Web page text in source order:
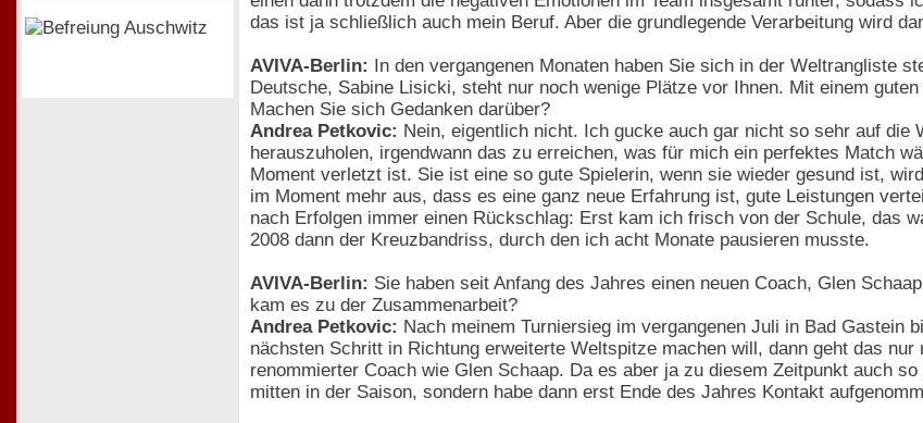
das ist ja schließlich auch mein Beruf. Aber die grundlegende Verarbeitung wird
AVIVA-Berlin: In den vergangenen Monaten haben Sie sich in der Weltrangliste
Deutsche, Sabine Lisicki, steht nur noch wenige Plätze vor Ihnen. Mit einem
Machen Sie sich Gedanken darüber?
Andrea Petkovic: Nein, eigentlich nicht. Ich gucke auch gar nicht so sehr auf
herauszuholen, irgendwann das zu erreichen, was für mich ein perfektes Match
Moment verletzt ist. Sie ist eine so gute Spielerin, wenn sie wieder gesund ist,
im Moment mehr aus, dass es eine ganz neue Erfahrung ist, gute Leistungen
nach Erfolgen immer einen Rückschlag: Erst kam ich frisch von der Schule, das
2008 dann der Kreuzbandriss, durch den ich acht Monate pausieren musste.
AVIVA-Berlin: Sie haben seit Anfang des Jahres einen neuen Coach, Glen
kam es zu der Zusammenarbeit?
Andrea Petkovic: Nach meinem Turniersieg im vergangenen Juli in Bad Gastein
nächsten Schritt in Richtung erweiterte Weltspitze machen will, dann geht das
renommierter Coach wie Glen Schaap. Da es aber ja zu diesem Zeitpunkt auch
mitten in der Saison, sondern habe dann erst Ende des Jahres Kontakt